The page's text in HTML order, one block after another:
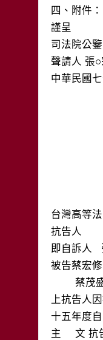
四、附件
謹呈
司法院公鑒
聲請人 張○
中華民國
台灣高等法院台南分
抗告人
即自訴人   張○宗	男四十歲（民
被告蔡宏修	苗栗縣人業公（住略） 男年籍不詳業公現住○○○○○○○○○
	蔡茂盛	男年籍不詳業公現住○○○
上抗告人
十五年度
主	文 抗告駁回。